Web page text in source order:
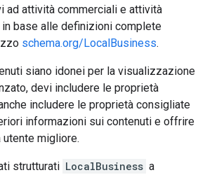
ad attività commerciali e attività
base alle definizioni complete
schema.org/LocalBusiness.
siano idonei per la visualizzazione
devi includere le proprietà
includere le proprietà consigliate
informazioni sui contenuti e offrire
migliore.
strutturati LocalBusiness a